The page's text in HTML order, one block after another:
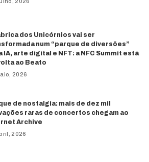
dos Unicórnios vai ser
num “parque de diversões”
IA, arte digital e NFT: a NFC Summit está
ao Beato
2026
de nostalgia: mais de dez mil
raras de concertos chegam ao
Archive
2026